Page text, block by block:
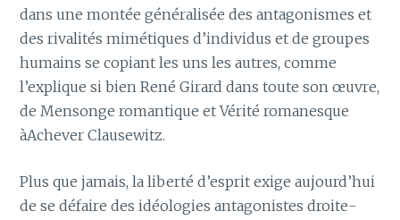
dans une montée généralisée des antagonismes et
des rivalités mimétiques d’individus et de groupes
humains se copiant les uns les autres, comme
l’explique si bien René Girard dans toute son œuvre,
de Mensonge romantique et Vérité romanesque
àAchever Clausewitz.
Plus que jamais, la liberté d’esprit exige aujourd’hui
de se défaire des idéologies antagonistes droite-